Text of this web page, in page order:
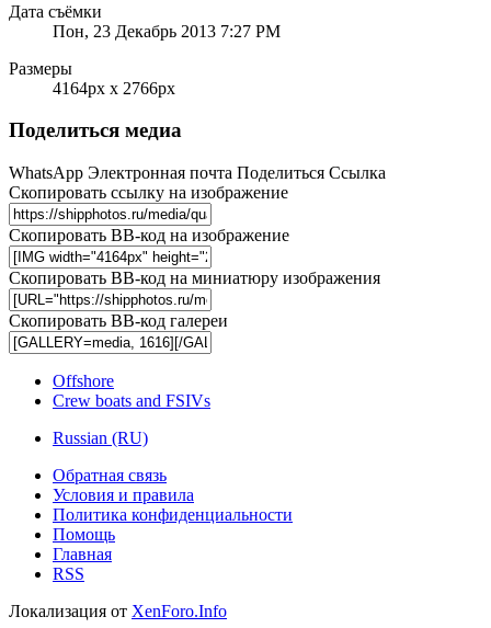
Дата съёмки
Пон, 23 Декабрь 2013 7:27 PM
Размеры
4164px x 2766px
Поделиться медиа
WhatsApp Электронная почта Поделиться Ссылка
Скопировать ссылку на изображение
Скопировать BB-код на изображение
Скопировать BB-код на миниатюру изображения
Скопировать BB-код галереи
Offshore
Crew boats and FSIVs
Russian (RU)
Обратная связь
Условия и правила
Политика конфиденциальности
Помощь
Главная
RSS
Локализация от XenForo.Info